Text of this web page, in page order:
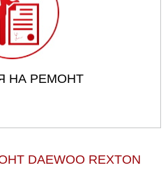
НА РЕМОНТ
DAEWOO REXTON